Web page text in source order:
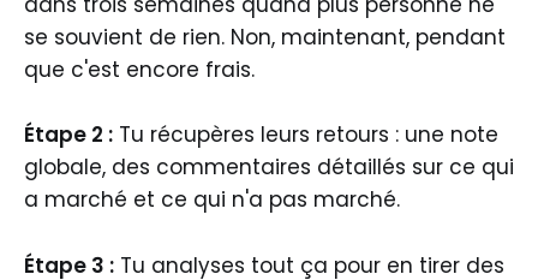
se souvient de rien. Non, maintenant, pendant
que c'est encore frais.
Étape 2 : Tu récupères leurs retours : une note
globale, des commentaires détaillés sur ce qui
a marché et ce qui n'a pas marché.
Étape 3 : Tu analyses tout ça pour en tirer des